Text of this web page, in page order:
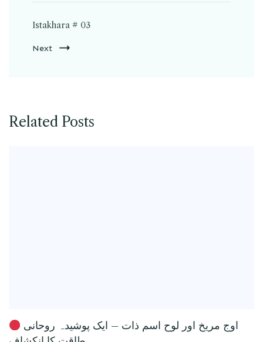
Istakhara # 03
Next
Related Posts